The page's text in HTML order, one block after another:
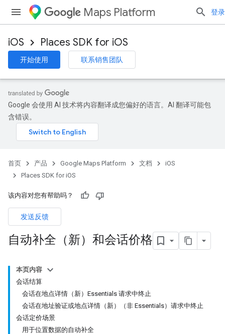
Maps Platform 登录
iOS Places SDK for iOS
开始使用 联系销售团队
Google 会使用 AI 技术将内容翻译成您偏好的语言。AI 翻译可能包
含错误。
首页 产品 Google Maps Platform 文档
iOS
Places SDK for iOS
该内容对您有帮助吗？
发送反馈
自动补全（新）和会话价格
本页内容
会话结算
会话在地点详情（新）Essentials 请求中终止
会话在地址验证或地点详情（新）（非 Essentials）请求中终止
会话定价场景
用于位置数据的自动补全